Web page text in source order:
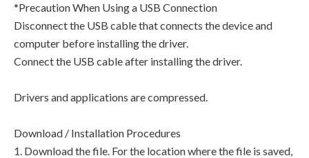
*Precaution When Using a USB Connection
Disconnect the USB cable that connects the device and
computer before installing the driver.
Connect the USB cable after installing the driver.
Drivers and applications are compressed.
Download / Installation Procedures
1. Download the file. For the location where the file is saved,